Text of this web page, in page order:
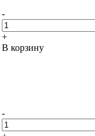
-
+
В корзину
-